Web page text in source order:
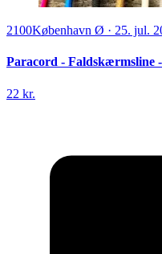
2100København Ø · 25. jul.
Paracord - Faldskærmsline
22 kr.